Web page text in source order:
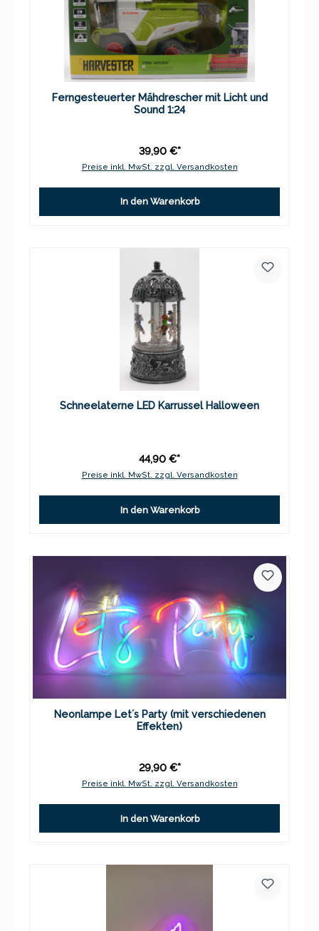
Ferngesteuerter Mähdrescher mit Licht und
Sound 1:24
39,90 €*
Preise inkl. MwSt. zzgl. Versandkosten
In den Warenkorb
Schneelaterne LED Karrussel Halloween
44,90 €*
Preise inkl. MwSt. zzgl. Versandkosten
In den Warenkorb
Neonlampe Let´s Party (mit verschiedenen
Effekten)
29,90 €*
Preise inkl. MwSt. zzgl. Versandkosten
In den Warenkorb